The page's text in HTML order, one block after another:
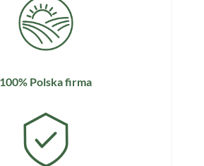
100% Polska firma